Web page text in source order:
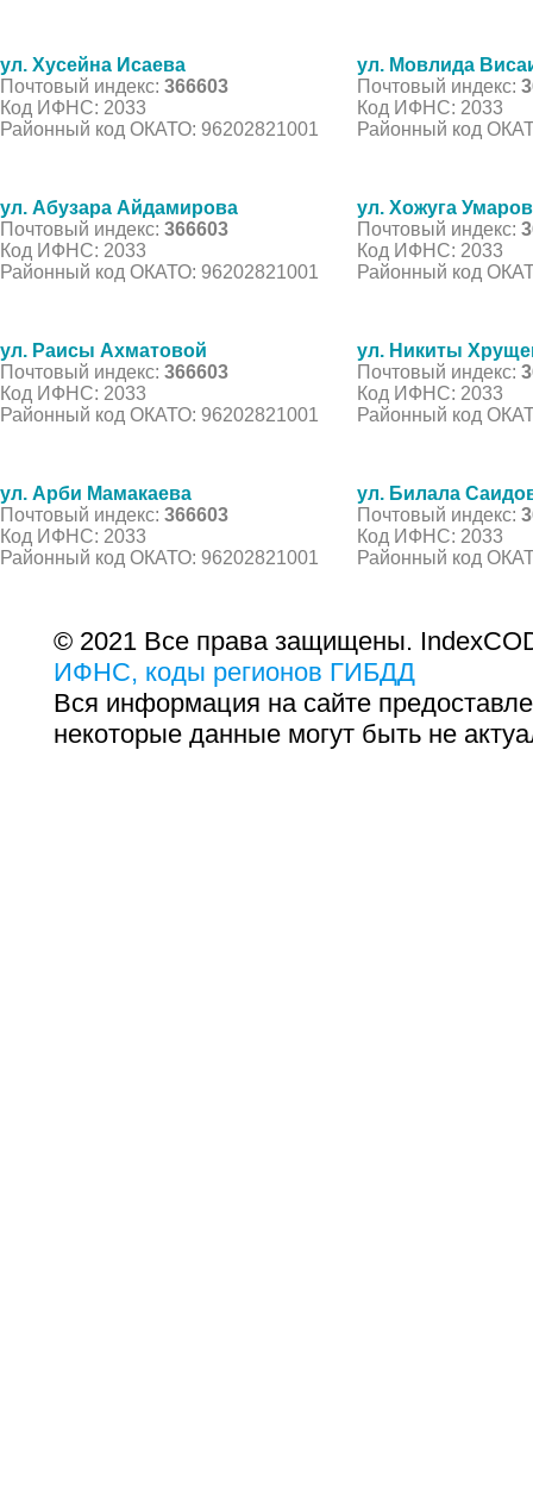
ул. Хусейна Исаева
Почтовый индекс: 366603
Код ИФНС: 2033
Районный код ОКАТО: 96202821001
ул. Мовлида
Почтовый индекс:
Код ИФНС: 2033
Районный код
ул. Абузара Айдамирова
Почтовый индекс: 366603
Код ИФНС: 2033
Районный код ОКАТО: 96202821001
ул. Хожуга
Почтовый индекс:
Код ИФНС: 2033
Районный код
ул. Раисы Ахматовой
Почтовый индекс: 366603
Код ИФНС: 2033
Районный код ОКАТО: 96202821001
ул. Никиты
Почтовый индекс:
Код ИФНС: 2033
Районный код
ул. Арби Мамакаева
Почтовый индекс: 366603
Код ИФНС: 2033
Районный код ОКАТО: 96202821001
ул. Билала
Почтовый индекс:
Код ИФНС: 2033
Районный код
© 2021 Все права защищены.
ИФНС, коды регионов ГИБДД
Вся информация на сайте
некоторые данные могут быть не